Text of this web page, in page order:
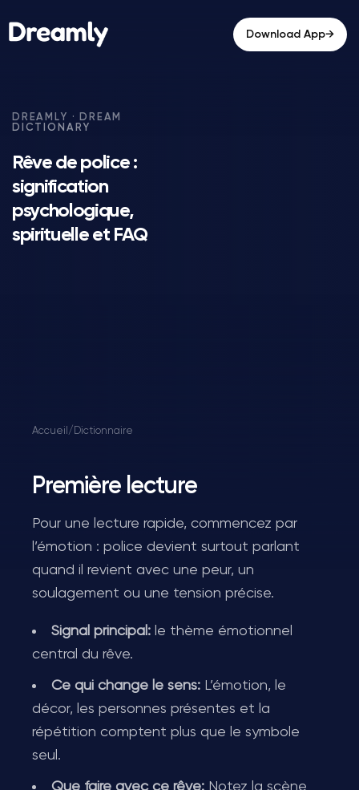
Download App→
Rêve de police :
signification
psychologique,
spirituelle et FAQ
Accueil / Dictionnaire
Première lecture
Pour une lecture rapide, commencez par
l’émotion : police devient surtout parlant
quand il revient avec une peur, un
soulagement ou une tension précise.
Signal principal: le thème émotionnel
central du rêve.
Ce qui change le sens: L’émotion, le
décor, les personnes présentes et la
répétition comptent plus que le symbole
seul.
Que faire avec ce rêve: Notez la scène